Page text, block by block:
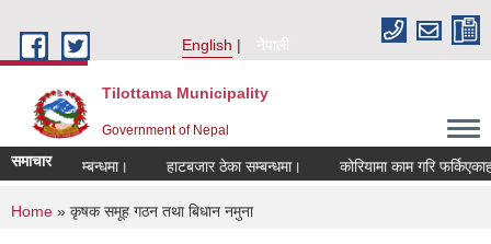
English
नेपाली
Tilottama Municipality
Government of Nepal
समाचार
हुने सम्बन्धमा। हाटबजार ठेका सम्बन्धमा। कोरियामा काम गरि
You are here
Home » कृषक समूह गठन तथा बिधान नमुना